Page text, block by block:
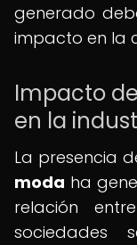
generado
impacto en la
Impacto
en la
La presencia
moda ha
relación
sociedades